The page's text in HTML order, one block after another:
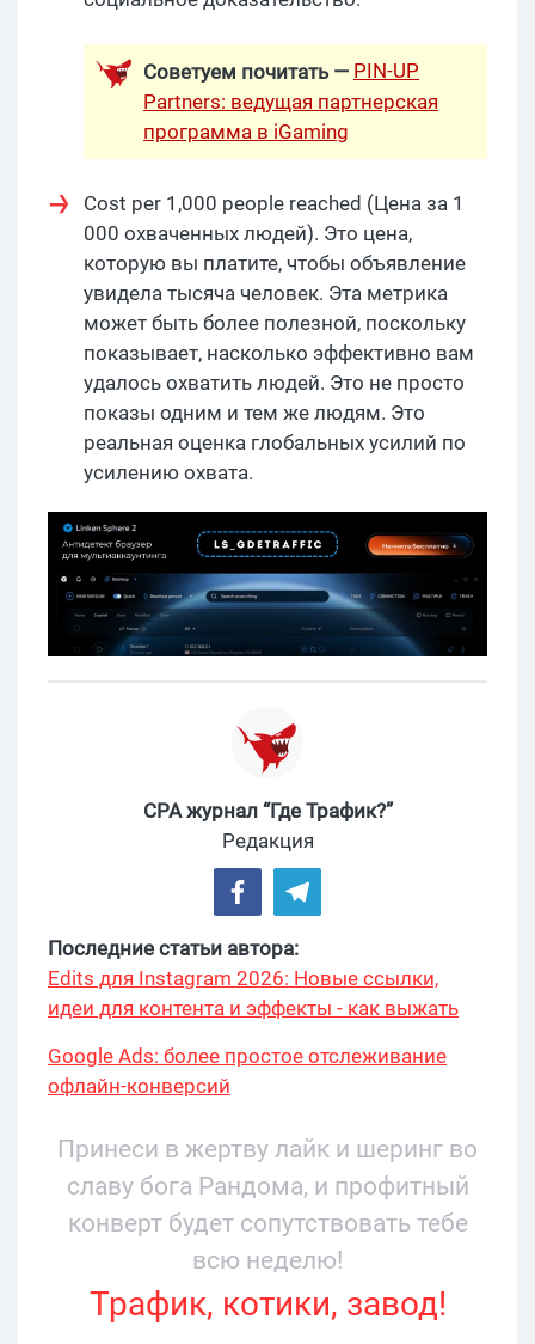
Советуем почитать — PIN-UP
Partners: ведущая партнерская
программа в iGaming
Cost per 1,000 people reached (Цена за 1
000 охваченных людей). Это цена,
которую вы платите, чтобы объявление
увидела тысяча человек. Эта метрика
может быть более полезной, поскольку
показывает, насколько эффективно вам
удалось охватить людей. Это не просто
показы одним и тем же людям. Это
реальная оценка глобальных усилий по
усилению охвата.
CPA журнал “Где Трафик?”
Редакция
Последние статьи автора:
Edits для Instagram 2026: Новые ссылки,
идеи для контента и эффекты - как выжать
Google Ads: более простое отслеживание
офлайн-конверсий
Принеси в жертву лайк и шеринг во
славу бога Рандома, и профитный
конверт будет сопутствовать тебе
всю неделю!
Трафик, котики, завод!